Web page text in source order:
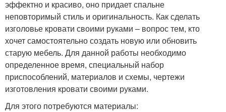
эффектно и красиво, оно придает спальне
неповторимый стиль и оригинальность. Как сделать
изголовье кровати своими руками – вопрос тем, кто
хочет самостоятельно создать новую или обновить
старую мебель. Для данной работы необходимо
определенное время, специальный набор
приспособлений, материалов и схемы, чертежи
изготовления кровати своими руками.
Для этого потребуются материалы: